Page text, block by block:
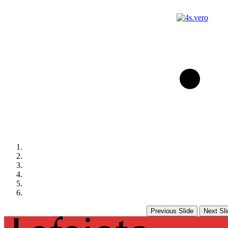
Previous Slide Next